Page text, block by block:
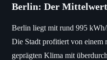
Berlin: Der Mittelwert
Berlin liegt mit rund 995
Die Stadt profitiert von einem
geprägten Klima mit